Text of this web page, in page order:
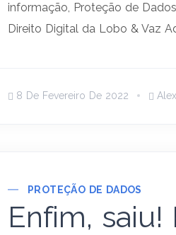
informação, Proteção de
Direito Digital da Lobo & Vaz
8 De Fevereiro De 2022
PROTEÇÃO DE DADOS
Enfim, saiu!